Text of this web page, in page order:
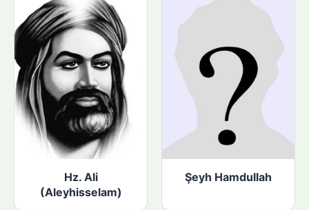
Hz. Ali
(Aleyhisselam)
Şeyh Hamdullah